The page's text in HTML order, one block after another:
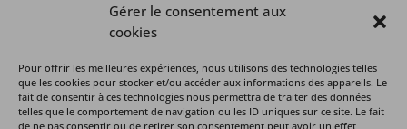
Gérer le consentement aux
cookies
Pour offrir les meilleures expériences, nous utilisons des technologies telles
que les cookies pour stocker et/ou accéder aux informations des appareils. Le
fait de consentir à ces technologies nous permettra de traiter des données
telles que le comportement de navigation ou les ID uniques sur ce site. Le fait
de ne pas consentir ou de retirer son consentement peut avoir un effet
Le Refuge de l’Arche